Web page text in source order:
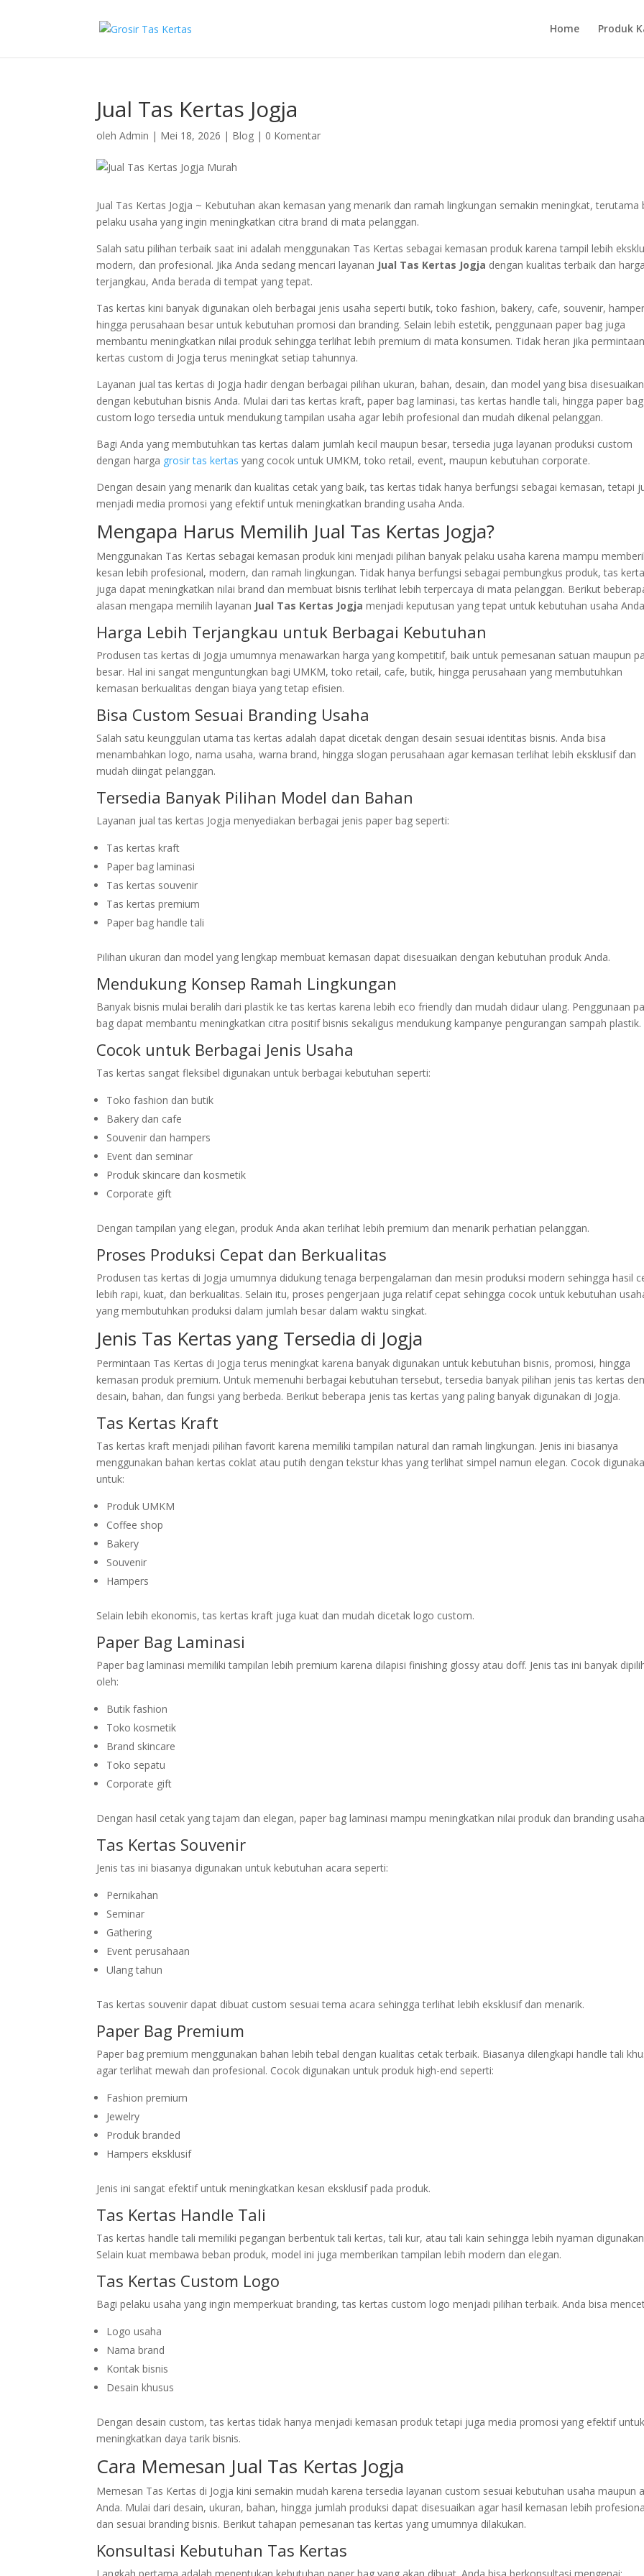
Home Produk
Jual Tas Kertas Jogja
olehAdmin | Mei 18, 2026 | Blog | 0 Komentar
Jual Tas Kertas Jogja ~ Kebutuhan akan kemasan yang menarik dan ramah lingkungan semakin meningkat, terutama
pelaku usaha yang ingin meningkatkan citra brand di mata pelanggan.
Salah satu pilihan terbaik saat ini adalah menggunakan Tas Kertas sebagai kemasan produk karena tampil lebih
modern, dan profesional. Jika Anda sedang mencari layanan Jual Tas Kertas Jogja dengan kualitas terbaik dan
terjangkau, Anda berada di tempat yang tepat.
Tas kertas kini banyak digunakan oleh berbagai jenis usaha seperti butik, toko fashion, bakery, cafe, souvenir,
hingga perusahaan besar untuk kebutuhan promosi dan branding. Selain lebih estetik, penggunaan paper bag juga
membantu meningkatkan nilai produk sehingga terlihat lebih premium di mata konsumen. Tidak heran jika
kertas custom di Jogja terus meningkat setiap tahunnya.
Layanan jual tas kertas di Jogja hadir dengan berbagai pilihan ukuran, bahan, desain, dan model yang bisa disesuaikan
dengan kebutuhan bisnis Anda. Mulai dari tas kertas kraft, paper bag laminasi, tas kertas handle tali, hingga paper bag
custom logo tersedia untuk mendukung tampilan usaha agar lebih profesional dan mudah dikenal pelanggan.
Bagi Anda yang membutuhkan tas kertas dalam jumlah kecil maupun besar, tersedia juga layanan produksi custom
dengan harga grosir tas kertas yang cocok untuk UMKM, toko retail, event, maupun kebutuhan corporate.
Dengan desain yang menarik dan kualitas cetak yang baik, tas kertas tidak hanya berfungsi sebagai kemasan, tetapi
menjadi media promosi yang efektif untuk meningkatkan branding usaha Anda.
Mengapa Harus Memilih Jual Tas Kertas Jogja?
Menggunakan Tas Kertas sebagai kemasan produk kini menjadi pilihan banyak pelaku usaha karena mampu
kesan lebih profesional, modern, dan ramah lingkungan. Tidak hanya berfungsi sebagai pembungkus produk, tas
juga dapat meningkatkan nilai brand dan membuat bisnis terlihat lebih terpercaya di mata pelanggan. Berikut
alasan mengapa memilih layanan Jual Tas Kertas Jogja menjadi keputusan yang tepat untuk kebutuhan usaha
Harga Lebih Terjangkau untuk Berbagai Kebutuhan
Produsen tas kertas di Jogja umumnya menawarkan harga yang kompetitif, baik untuk pemesanan satuan maupun
besar. Hal ini sangat menguntungkan bagi UMKM, toko retail, cafe, butik, hingga perusahaan yang membutuhkan
kemasan berkualitas dengan biaya yang tetap efisien.
Bisa Custom Sesuai Branding Usaha
Salah satu keunggulan utama tas kertas adalah dapat dicetak dengan desain sesuai identitas bisnis. Anda bisa
menambahkan logo, nama usaha, warna brand, hingga slogan perusahaan agar kemasan terlihat lebih eksklusif dan
mudah diingat pelanggan.
Tersedia Banyak Pilihan Model dan Bahan
Layanan jual tas kertas Jogja menyediakan berbagai jenis paper bag seperti:
Tas kertas kraft
Paper bag laminasi
Tas kertas souvenir
Tas kertas premium
Paper bag handle tali
Pilihan ukuran dan model yang lengkap membuat kemasan dapat disesuaikan dengan kebutuhan produk Anda.
Mendukung Konsep Ramah Lingkungan
Banyak bisnis mulai beralih dari plastik ke tas kertas karena lebih eco friendly dan mudah didaur ulang. Penggunaan
bag dapat membantu meningkatkan citra positif bisnis sekaligus mendukung kampanye pengurangan sampah plastik.
Cocok untuk Berbagai Jenis Usaha
Tas kertas sangat fleksibel digunakan untuk berbagai kebutuhan seperti:
Toko fashion dan butik
Bakery dan cafe
Souvenir dan hampers
Event dan seminar
Produk skincare dan kosmetik
Corporate gift
Dengan tampilan yang elegan, produk Anda akan terlihat lebih premium dan menarik perhatian pelanggan.
Proses Produksi Cepat dan Berkualitas
Produsen tas kertas di Jogja umumnya didukung tenaga berpengalaman dan mesin produksi modern sehingga hasil
lebih rapi, kuat, dan berkualitas. Selain itu, proses pengerjaan juga relatif cepat sehingga cocok untuk kebutuhan
yang membutuhkan produksi dalam jumlah besar dalam waktu singkat.
Jenis Tas Kertas yang Tersedia di Jogja
Permintaan Tas Kertas di Jogja terus meningkat karena banyak digunakan untuk kebutuhan bisnis, promosi, hingga
kemasan produk premium. Untuk memenuhi berbagai kebutuhan tersebut, tersedia banyak pilihan jenis tas kertas
desain, bahan, dan fungsi yang berbeda. Berikut beberapa jenis tas kertas yang paling banyak digunakan di Jogja.
Tas Kertas Kraft
Tas kertas kraft menjadi pilihan favorit karena memiliki tampilan natural dan ramah lingkungan. Jenis ini biasanya
menggunakan bahan kertas coklat atau putih dengan tekstur khas yang terlihat simpel namun elegan. Cocok
untuk:
Produk UMKM
Coffee shop
Bakery
Souvenir
Hampers
Selain lebih ekonomis, tas kertas kraft juga kuat dan mudah dicetak logo custom.
Paper Bag Laminasi
Paper bag laminasi memiliki tampilan lebih premium karena dilapisi finishing glossy atau doff. Jenis tas ini banyak
oleh:
Butik fashion
Toko kosmetik
Brand skincare
Toko sepatu
Corporate gift
Dengan hasil cetak yang tajam dan elegan, paper bag laminasi mampu meningkatkan nilai produk dan branding
Tas Kertas Souvenir
Jenis tas ini biasanya digunakan untuk kebutuhan acara seperti:
Pernikahan
Seminar
Gathering
Event perusahaan
Ulang tahun
Tas kertas souvenir dapat dibuat custom sesuai tema acara sehingga terlihat lebih eksklusif dan menarik.
Paper Bag Premium
Paper bag premium menggunakan bahan lebih tebal dengan kualitas cetak terbaik. Biasanya dilengkapi handle tali
agar terlihat mewah dan profesional. Cocok digunakan untuk produk high-end seperti:
Fashion premium
Jewelry
Produk branded
Hampers eksklusif
Jenis ini sangat efektif untuk meningkatkan kesan eksklusif pada produk.
Tas Kertas Handle Tali
Tas kertas handle tali memiliki pegangan berbentuk tali kertas, tali kur, atau tali kain sehingga lebih nyaman
Selain kuat membawa beban produk, model ini juga memberikan tampilan lebih modern dan elegan.
Tas Kertas Custom Logo
Bagi pelaku usaha yang ingin memperkuat branding, tas kertas custom logo menjadi pilihan terbaik. Anda bisa
Logo usaha
Nama brand
Kontak bisnis
Desain khusus
Dengan desain custom, tas kertas tidak hanya menjadi kemasan produk tetapi juga media promosi yang efektif
meningkatkan daya tarik bisnis.
Cara Memesan Jual Tas Kertas Jogja
Memesan Tas Kertas di Jogja kini semakin mudah karena tersedia layanan custom sesuai kebutuhan usaha maupun
Anda. Mulai dari desain, ukuran, bahan, hingga jumlah produksi dapat disesuaikan agar hasil kemasan lebih
dan sesuai branding bisnis. Berikut tahapan pemesanan tas kertas yang umumnya dilakukan.
Konsultasi Kebutuhan Tas Kertas